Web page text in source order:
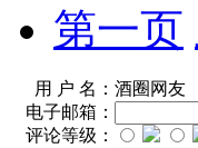
第一页
用 户 名： 酒圈网友
电子邮箱：
评论等级：